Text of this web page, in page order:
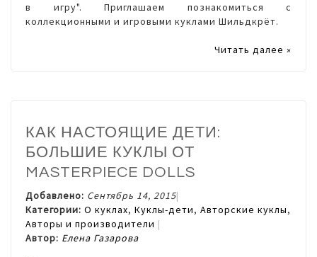
в игру". Приглашаем познакомиться с
коллекционными и игровыми куклами Шильдкрёт.
Читать далее »
КАК НАСТОЯЩИЕ ДЕТИ:
БОЛЬШИЕ КУКЛЫ ОТ
MASTERPIECE DOLLS
Добавлено: Сентябрь 14, 2015
Категории: О куклах, Куклы-дети, Авторские куклы,
Авторы и производители
Автор: Елена Газарова